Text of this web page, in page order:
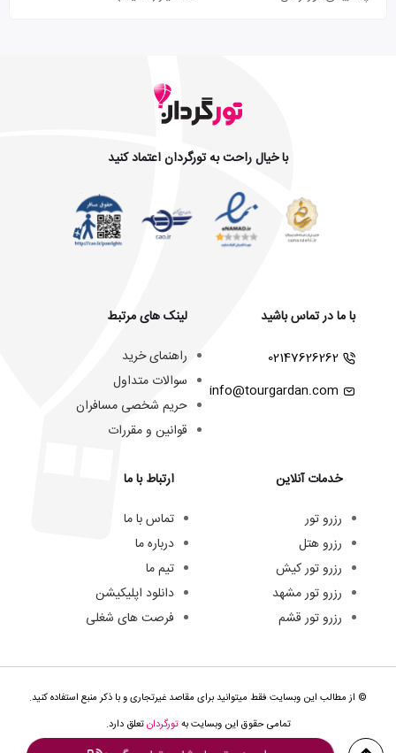
با خیال راحت به تورگردان اعتماد کنید
با ما در تماس باشید
02147626262
info@tourgardan.com
خدمات آنلاین
رزرو تور
رزرو هتل
رزرو تور کیش
رزرو تور مشهد
رزرو تور قشم
لینک های مرتبط
راهنمای خرید
سوالات متداول
حریم شخصی مسافران
قوانین و مقررات
ارتباط با ما
تماس با ما
درباره ما
تیم ما
دانلود اپلیکیشن
فرصت های شغلی
© از مطالب این وبسایت فقط میتوانید برای مقاصد غیرتجاری و با ذکر منبع استفاده کنید.
تمامی حقوق این وبسایت بهتورگردانتعلق دارد.